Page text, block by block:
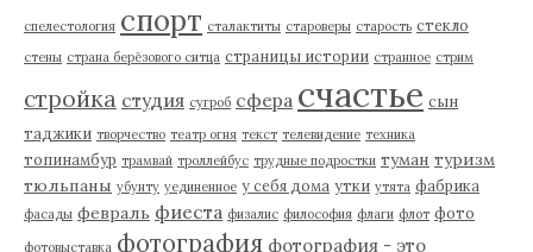
спелестология спорт сталактиты староверы старость стекло
стены страна берёзового ситца страницы истории странное стрим
стройка студия сугроб сфера счастье сын
таджики творчество театр огня текст телевидение техника
топинамбур трамвай троллейбус трудные подростки туман туризм
тюльпаны убунту уединенное у себя дома утки утята фабрика
фасады февраль фиеста физалис философия флаги флот фото
фотовыставка фотография фотография - это